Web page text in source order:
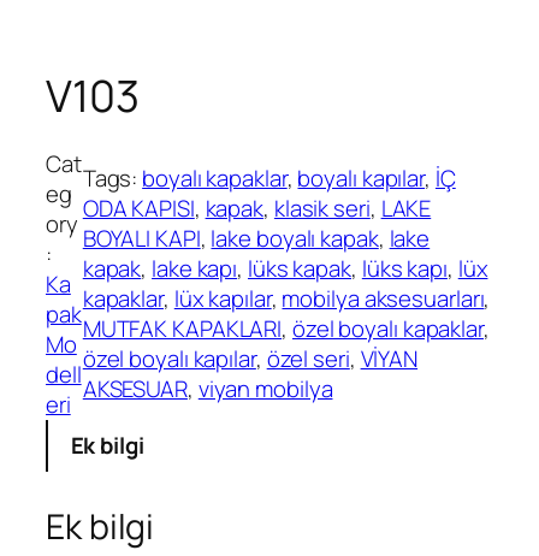
V103
Cat
eg
ory
:
Ka
pak
Mo
dell
eri
Tags: boyalı kapaklar, boyalı kapılar, İÇ
ODA KAPISI, kapak, klasik seri, LAKE
BOYALI KAPI, lake boyalı kapak, lake
kapak, lake kapı, lüks kapak, lüks kapı, lüx
kapaklar, lüx kapılar, mobilya aksesuarları
MUTFAK KAPAKLARI, özel boyalı kapaklar
özel boyalı kapılar, özel seri, VİYAN
AKSESUAR, viyan mobilya
Ek bilgi
Ek bilgi